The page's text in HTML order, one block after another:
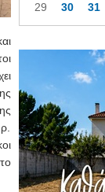
29
30 31